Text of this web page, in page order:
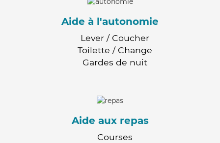
Aide à l'autonomie
Lever / Coucher
Toilette / Change
Gardes de nuit
Aide aux repas
Courses